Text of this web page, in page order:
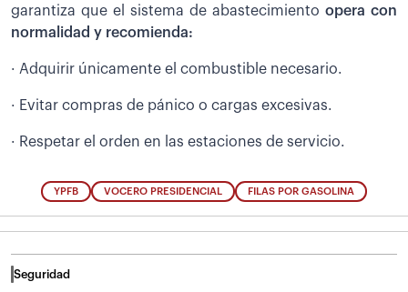
garantiza que el sistema de abastecimiento opera con
normalidad y recomienda:
· Adquirir únicamente el combustible necesario.
· Evitar compras de pánico o cargas excesivas.
· Respetar el orden en las estaciones de servicio.
YPFB VOCERO PRESIDENCIAL FILAS POR GASOLINA
Seguridad